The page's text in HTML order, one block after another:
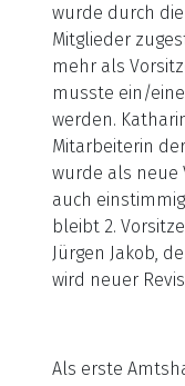
wurde durch
Mitglieder
mehr als
musste ein/
werden.
Mitarbeiterin
wurde als neue
auch
bleibt 2.
Jürgen Jakob,
wird neuer
Als erste